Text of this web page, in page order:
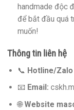
handmade độc
để bắt đầu quá
muốn!
Thông tin liên hệ
📞 Hotline/Zalo
📧 Email:
🌐Website